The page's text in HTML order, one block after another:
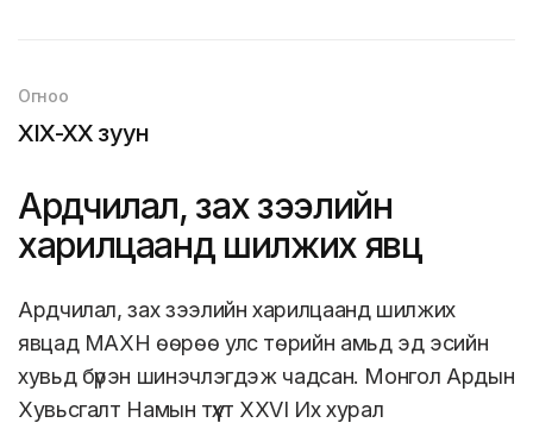
Огноо
XIX-XX зуун
Ардчилал, зах зээлийн
харилцаанд шилжих явц
Ардчилал, зах зээлийн харилцаанд шилжих
явцад МАХН өөрөө улс төрийн амьд эд эсийн
хувьд бүрэн шинэчлэгдэж чадсан. Монгол Ардын
Хувьсгалт Намын түүхт XXVI Их хурал